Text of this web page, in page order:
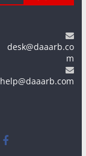
desk@daaarb.co
m
help@daaarb.com